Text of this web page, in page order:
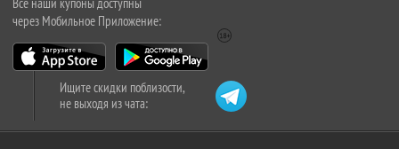
через Мобильное Приложение:
Ищите скидки поблизости,
не выходя из чата: